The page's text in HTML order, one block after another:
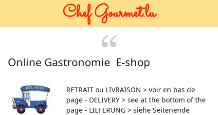
Chef Gourmet.lu
Online Gastronomie E-shop
RETRAIT ou LIVRAISON > voir en bas de
page - DELIVERY > see at the bottom of the
page - LIEFERUNG > siehe Seitenende